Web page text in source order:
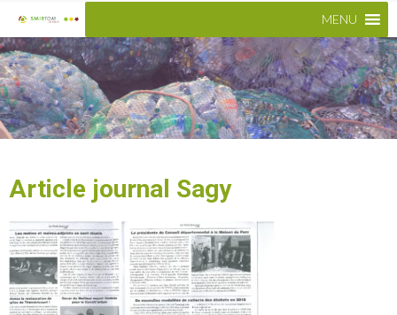
MENU
Article journal Sagy